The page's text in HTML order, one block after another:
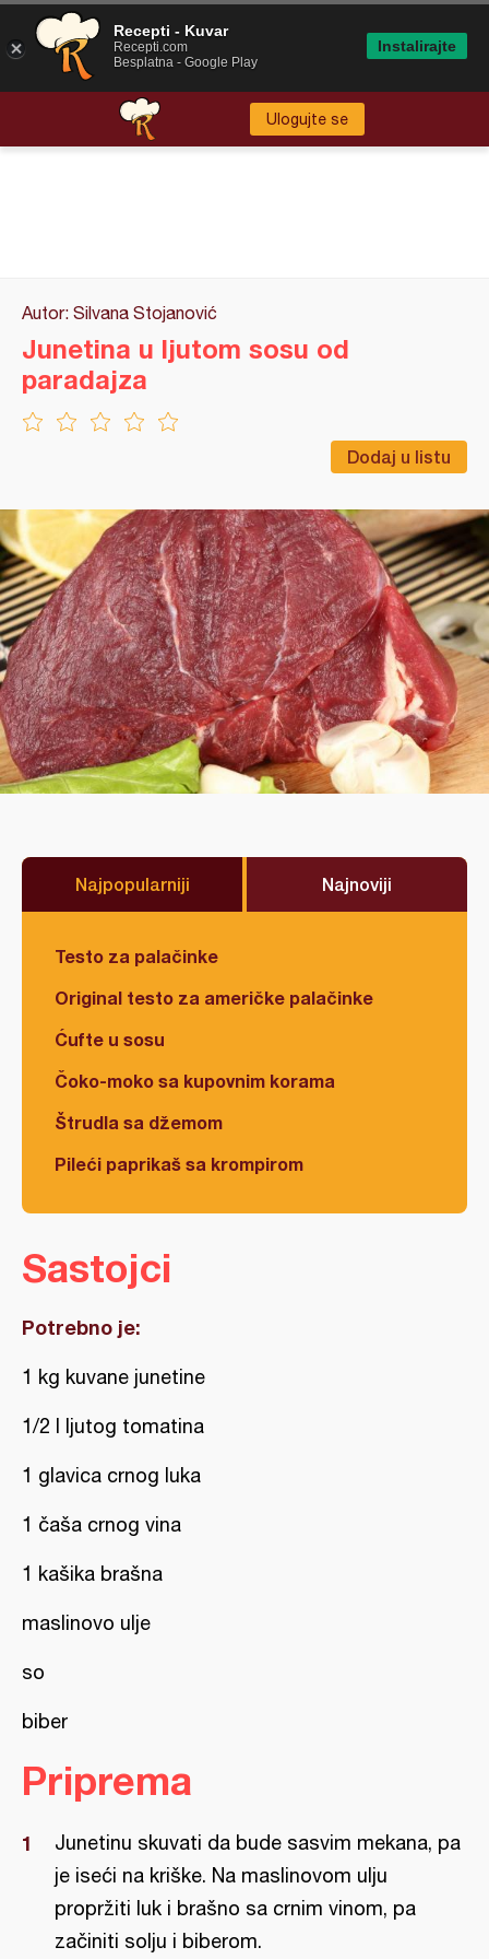
Ulogujte se
Autor: Silvana Stojanović
Dodaj u listu
Junetina u ljutom sosu od
paradajza
Najpopularniji Najnoviji
Testo za palačinke
Original testo za američke palačinke
Ćufte u sosu
Čoko-moko sa kupovnim korama
Štrudla sa džemom
Pileći paprikaš sa krompirom
Sastojci
Potrebno je:
1 kg kuvane junetine
1/2 l ljutog tomatina
1 glavica crnog luka
1 čaša crnog vina
1 kašika brašna
maslinovo ulje
so
biber
Priprema
Junetinu skuvati da bude sasvim mekana, pa
je iseći na kriške. Na maslinovom ulju
propržiti luk i brašno sa crnim vinom, pa
začiniti solju i biberom.
Recepti - Kuvar
Recepti.com
Besplatna - Google Play
Instalirajte